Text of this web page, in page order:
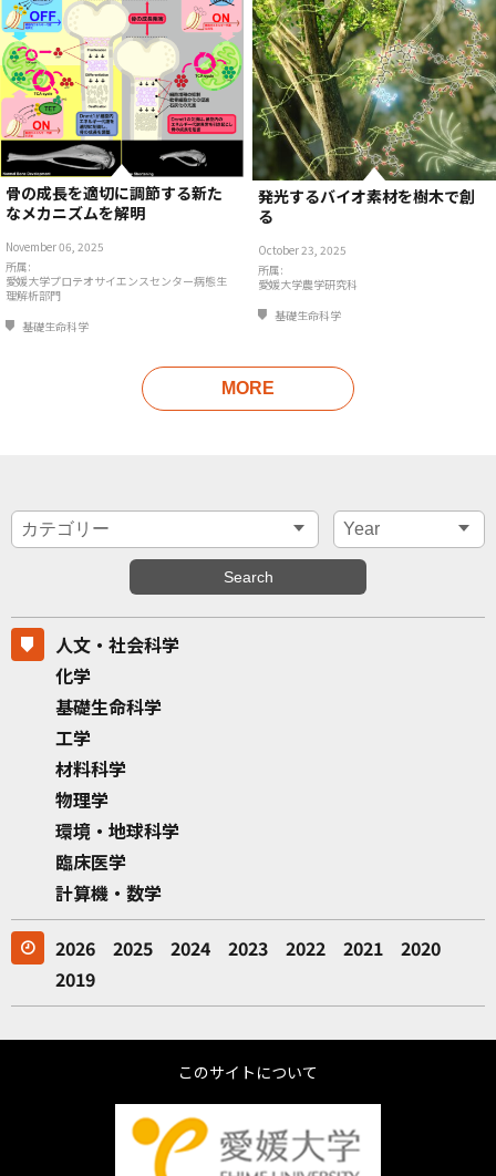
骨の成長を適切に調節する新た
なメカニズムを解明
November 06, 2025
所属:
愛媛大学プロテオサイエンスセンター病態生
理解析部門
基礎生命科学
発光するバイオ素材を樹木で創
る
October 23, 2025
所属:
愛媛大学農学研究科
基礎生命科学
MORE
人文・社会科学
化学
基礎生命科学
工学
材料科学
物理学
環境・地球科学
臨床医学
計算機・数学
2026 2025 2024 2023 2022 2021
2020
2019
このサイトについて